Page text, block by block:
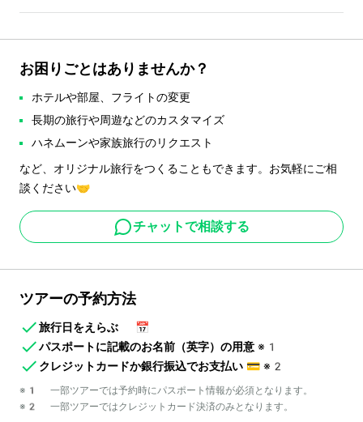
お困りごとはありませんか？
ホテルや部屋、フライトの変更
長期の旅行や周遊などのカスタマイズ
ハネムーンや家族旅行のリクエスト
など、オリジナル旅行をつくることもできます。お気軽にご相
談ください🤝
チャットで相談する
ツアーの予約方法
旅行日をえらぶ
📅
パスポートに記載のお名前（英字）の用意 ※1
クレジットカードか銀行振込でお支払い 💳 ※2
※1 一部ツアーでは予約時にパスポート情報が必須となります。
※2 一部ツアーではクレジットカード決済のみとなります。